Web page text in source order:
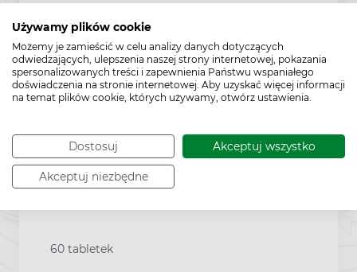
Używamy plików cookie
Możemy je zamieścić w celu analizy danych dotyczących
odwiedzających, ulepszenia naszej strony internetowej, pokazania
spersonalizowanych treści i zapewnienia Państwu wspaniałego
doświadczenia na stronie internetowej. Aby uzyskać więcej informacji
na temat plików cookie, których używamy, otwórz ustawienia.
Dostosuj Akceptuj wszystko
Akceptuj niezbędne
Przechowywać w temperaturze
pokojowej w suchym miejscu.
Przechowywać w sposób niedostępny dla
małych dzieci.
Przechowywać w oryginalnym
60 tabletek